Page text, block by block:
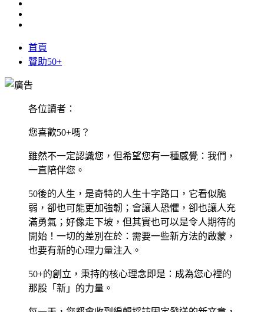
首頁
贊助50+
各位讀者：
您喜歡50+嗎？
雖然不一定認識您，但希望您有一種感覺：我們，
一直陪伴您。
50後的人生，是奇特的人生十字路口，它看似脆
弱，卻也可能更加強韌；會讓人恐懼，卻也讓人充
滿勇氣；好像走下坡，但其實也可以是令人期待的
開始！一切的差別在於：需要一些新方法的啟蒙，
也要有新的心理力量注入。
50+的創立，秉持的核心理念即是：成為您心裡的
那股「新」的力量。